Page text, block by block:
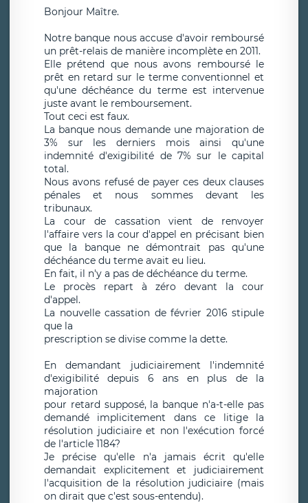
Bonjour Maître.
Notre banque nous accuse d'avoir remboursé
un prêt-relais de manière incomplète en 2011.
Elle prétend que nous avons remboursé le
prêt en retard sur le terme conventionnel et
qu'une déchéance du terme est intervenue
juste avant le remboursement.
Tout ceci est faux.
La banque nous demande une majoration de
3% sur les derniers mois ainsi qu'une
indemnité d'exigibilité de 7% sur le capital
total.
Nous avons refusé de payer ces deux clauses
pénales et nous sommes devant les
tribunaux.
La cour de cassation vient de renvoyer
l'affaire vers la cour d'appel en précisant bien
que la banque ne démontrait pas qu'une
déchéance du terme avait eu lieu.
En fait, il n'y a pas de déchéance du terme.
Le procès repart à zéro devant la cour
d'appel.
La nouvelle cassation de février 2016 stipule
que la
prescription se divise comme la dette.
En demandant judiciairement l'indemnité
d'exigibilité depuis 6 ans en plus de la
majoration
pour retard supposé, la banque n'a-t-elle pas
demandé implicitement dans ce litige la
résolution judiciaire et non l'exécution forcé
de l'article 1184?
Je précise qu'elle n'a jamais écrit qu'elle
demandait explicitement et judiciairement
l'acquisition de la résolution judiciaire (mais
on dirait que c'est sous-entendu).